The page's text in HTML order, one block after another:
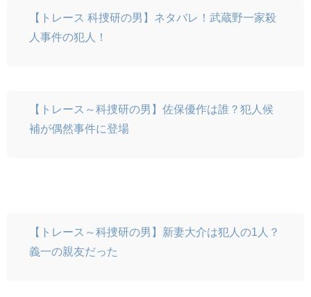
【トレース 科捜研の男】ネタバレ！武蔵野一家殺
人事件の犯人！
【トレース～科捜研の男】佐保優作は誰？犯人候
補が偶然事件に登場
【トレース～科捜研の男】新妻大介は犯人の1人？
義一の親友だった